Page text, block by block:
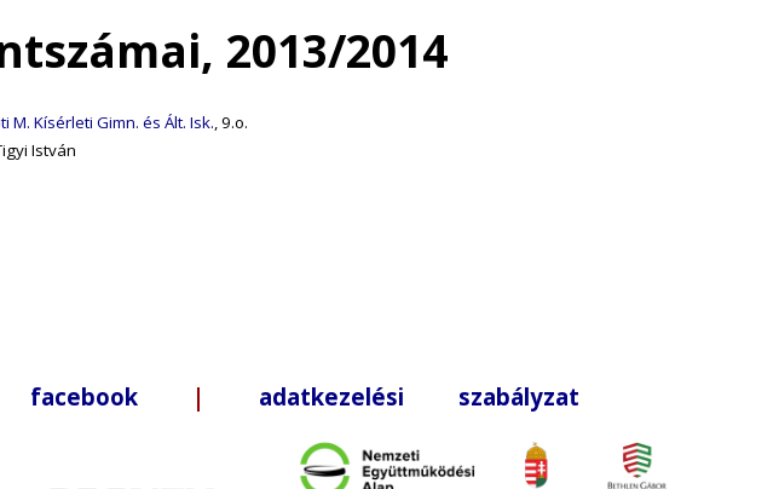
2013/2014
M. Kísérleti Gimn. és Ált. Isk., 9.o.
István
facebook | adatkezelési szabályzat